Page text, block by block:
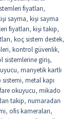
fiyatları,
sayma, kişi sayma
fiyatları, kişi takip,
, koç sistem destek,
, kontrol güvenlik,
sistemlerine giriş,
, manyetik kartlı
sistemi, metal kapı
okuyucu, mikado
takip, numaradan
, ofis kameraları,